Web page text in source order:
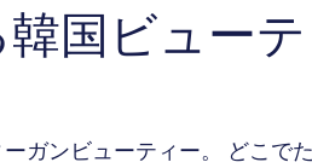
国ビュー
ガンビューティー。 どこで